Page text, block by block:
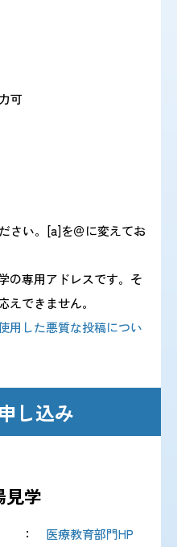
可
さい。 [a]を＠に変えてお
専用アドレスです。 そ
えできません。
用した悪質な投稿につい
し込み
見学
： 医療教育部門HP